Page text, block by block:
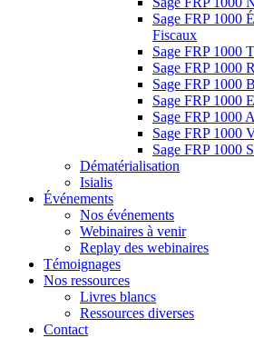
Sage FRP 1000
Fiscaux
Sage FRP 1000
Sage FRP 1000
Sage FRP 1000
Sage FRP 1000
Sage FRP 1000
Sage FRP 1000
Sage FRP 1000
Dématérialisation
Isialis
Événements
Nos événements
Webinaires à venir
Replay des webinaires
Témoignages
Nos ressources
Livres blancs
Ressources diverses
Contact